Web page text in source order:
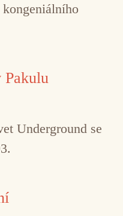
Pakulu
Underground se